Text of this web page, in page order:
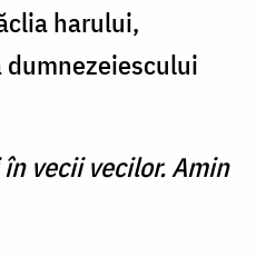
harului,
vecii vecilor. Amin